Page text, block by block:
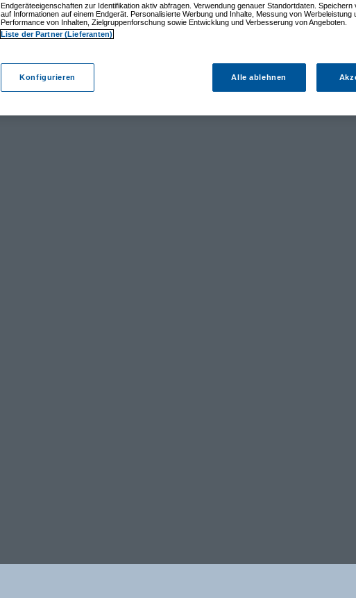
Endgeräteeigenschaften zur Identifikation aktiv abfragen. Verwendung genauer Standortdaten. Speichern
auf Informationen auf einem Endgerät. Personalisierte Werbung und Inhalte, Messung von Werbeleistung
Performance von Inhalten, Zielgruppenforschung sowie Entwicklung und Verbesserung von Angeboten.
Liste der Partner (Lieferanten)
Konfigurieren Alle ablehnen